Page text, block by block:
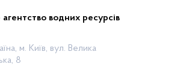
водних ресурсів
м. Київ, вул. Велика
8